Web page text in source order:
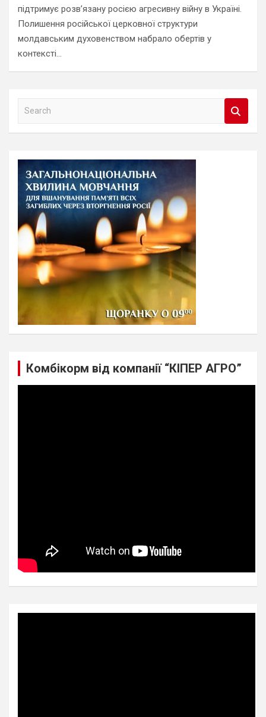
підтримує розв’язану росією агресивну війну в Україні.
Полишення російської церковної структури
молдавським духовенством набрало обертів у
контексті…
a
Комбікорм від компанії “КІПЕР АГРО”